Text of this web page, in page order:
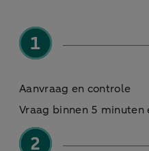
Aanvraag en controle
Vraag binnen 5